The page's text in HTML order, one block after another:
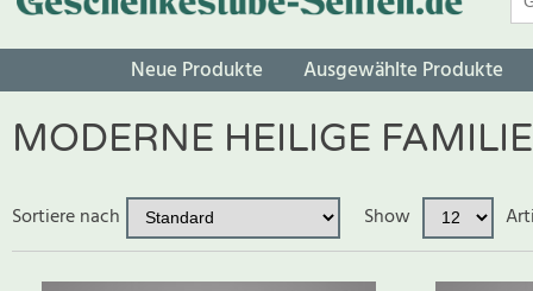
Neue Produkte Ausgewählte Produkte
MODERNE HEILIGE FAMILIE
Sortiere nach Show